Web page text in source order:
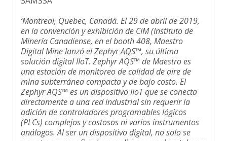
en la convención y exhibición de CIM (Instituto de
Minería Canadiense, en el booth 408, Maestro
Digital Mine lanzó el Zephyr AQS™, su última
solución digital IIoT. Zephyr AQS™ de Maestro es
una estación de monitoreo de calidad de aire de
mina subterránea compacta y de bajo costo. El
Zephyr AQS™ es un dispositivo IIoT que se conecta
directamente a una red industrial sin requerir la
adición de controladores programables lógicos
(PLCs) complejos y costosos ni varios instrumentos
análogos. Al ser un dispositivo digital, no solo se
reportan a superficie las condiciones ambientales en